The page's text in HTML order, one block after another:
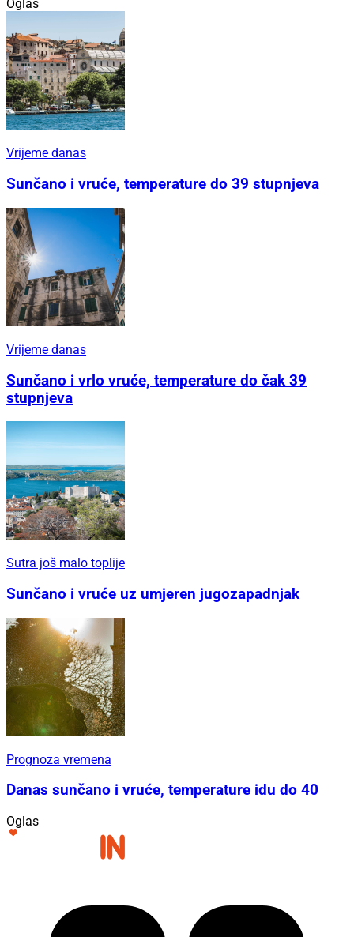
Oglas
Vrijeme danas
Sunčano i vruće, temperature do 39 stupnjeva
Vrijeme danas
Sunčano i vrlo vruće, temperature do čak 39
stupnjeva
Sutra još malo toplije
Sunčano i vruće uz umjeren jugozapadnjak
Prognoza vremena
Danas sunčano i vruće, temperature idu do 40
Oglas